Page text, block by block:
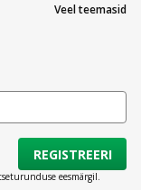
Veel teemasid
REGISTREERI
eesmärgil.